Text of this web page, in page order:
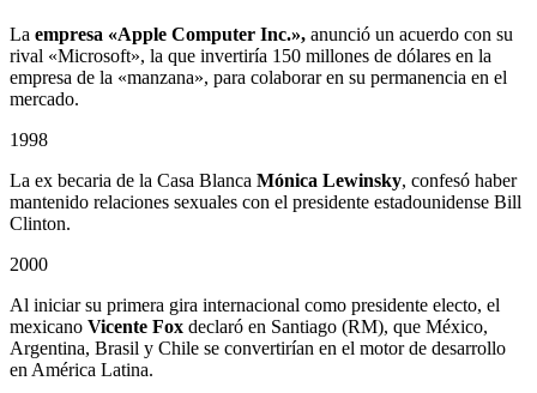
La empresa «Apple Computer Inc.», anunció un acuerdo con su
rival «Microsoft», la que invertiría 150 millones de dólares en la
empresa de la «manzana», para colaborar en su permanencia en el
mercado.
1998
La ex becaria de la Casa Blanca Mónica Lewinsky, confesó haber
mantenido relaciones sexuales con el presidente estadounidense Bill
Clinton.
2000
Al iniciar su primera gira internacional como presidente electo, el
mexicano Vicente Fox declaró en Santiago (RM), que México,
Argentina, Brasil y Chile se convertirían en el motor de desarrollo
en América Latina.